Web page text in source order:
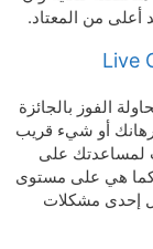
أعلى من المعتاد.
الفوز بالجائزة
أو شيء قريب
لمساعدتك على
، كما هي على مستوى
إحدى مشكلات